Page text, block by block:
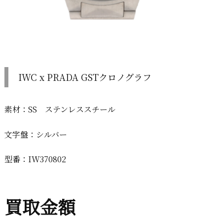
IWC x PRADA GSTクロノグラフ
素材：SS ステンレススチール
文字盤：シルバー
型番：IW370802
買取金額